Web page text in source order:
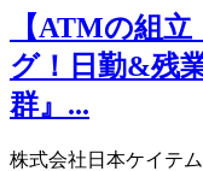
【ATMの組
グ！日勤&残
群』...
株式会社日本ケイテム